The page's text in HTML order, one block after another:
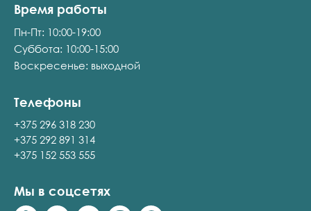
Время работы
Пн-Пт: 10:00-19:00
Суббота: 10:00-15:00
Воскресенье: выходной
Телефоны
+375 296 318 230
+375 292 891 314
+375 152 553 555
Мы в соцсетях